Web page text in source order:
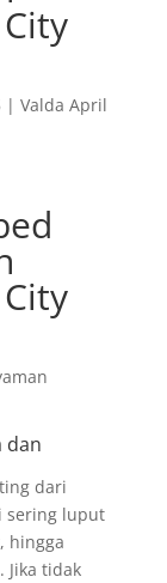
| Valda April
dan
dari
sering luput
hingga
tidak